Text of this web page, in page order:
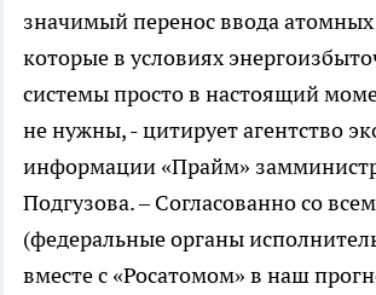
значимый перенос ввода
которые в условиях
системы просто в настоящий
не нужны, - цитирует агентство
информации «Прайм»
Подгузова. – Согласованно со
(федеральные органы
вместе с «Росатомом» в наш